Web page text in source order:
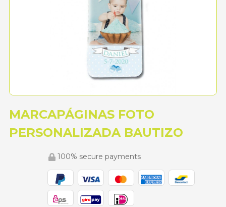
MARCAPÁGINAS FOTO
PERSONALIZADA BAUTIZO
100% secure payments